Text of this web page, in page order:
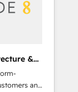
3
➤
&
and